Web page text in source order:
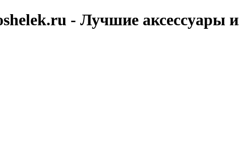
- Лучшие аксессуары